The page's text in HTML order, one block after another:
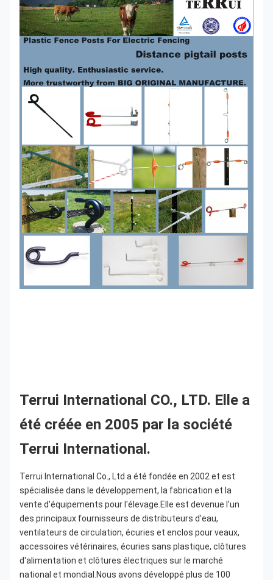
Terrui International CO., LTD. Elle a
été créée en 2005 par la société
Terrui International.
Terrui International Co., Ltd a été fondée en 2002 et est
spécialisée dans le développement, la fabrication et la
vente d'équipements pour l'élevage.Elle est devenue l'un
des principaux fournisseurs de distributeurs d'eau,
ventilateurs de circulation, écuries et enclos pour veaux,
accessoires vétérinaires, écuries sans plastique, clôtures
d'alimentation et clôtures électriques sur le marché
national et mondial.Nous avons développé plus de 100